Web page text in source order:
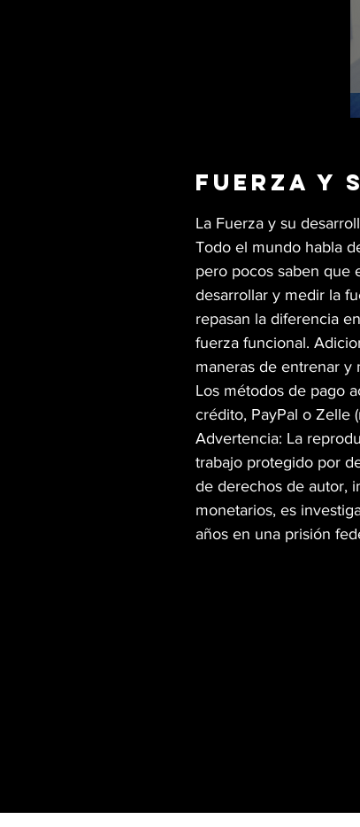
Fuerza y
La Fuerza y su
Todo el mundo habla
pero pocos saben que
desarrollar y medir la
repasan la diferencia
fuerza funcional.
maneras de entrenar y
Los métodos de pago
crédito, PayPal o Zelle
Advertencia: La
trabajo protegido por
de derechos de autor,
monetarios, es
años en una prisión